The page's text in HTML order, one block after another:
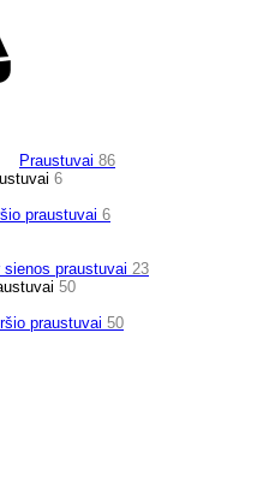
Praustuvai 86
6
praustuvai 6
praustuvai 23
50
praustuvai 50